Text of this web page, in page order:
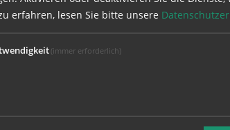
erfahren, lesen Sie bitte unsere
(immer erforderlich)